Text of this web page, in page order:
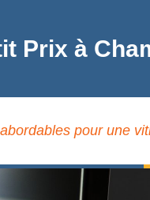
Prix à
pour une